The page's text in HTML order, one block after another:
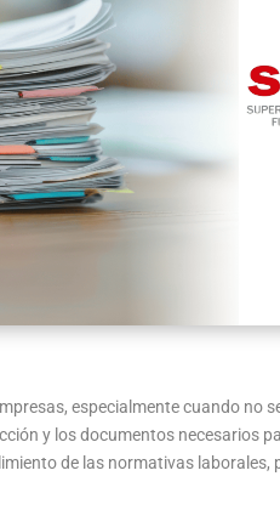
especialmente cuando no
y los documentos necesarios
de las normativas laborales,